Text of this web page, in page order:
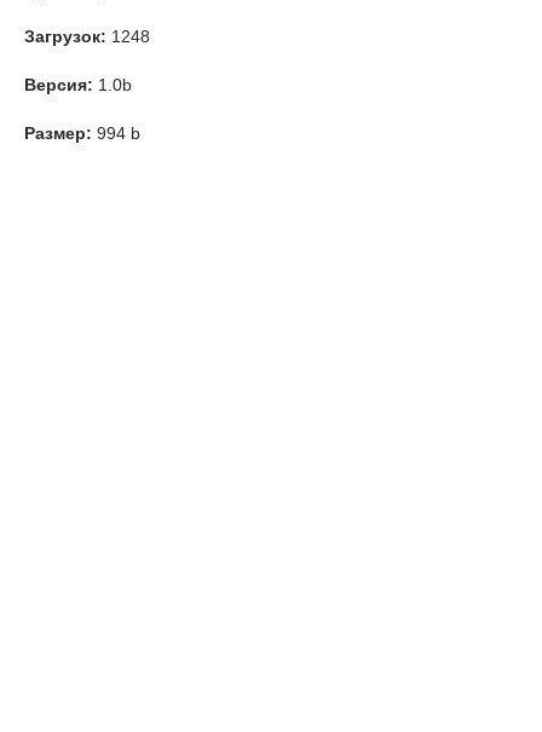
Загрузок: 1248
Версия: 1.0b
Размер: 994 b